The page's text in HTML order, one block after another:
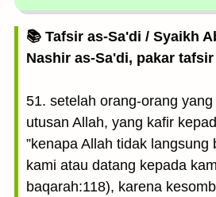
📚 Tafsir as-Sa'di / Syaikh
Nashir as-Sa'di, pakar tafsir
51. setelah orang-orang
utusan Allah, yang kafir
”kenapa Allah tidak langsung
kami atau datang kepada
baqarah:118), karena